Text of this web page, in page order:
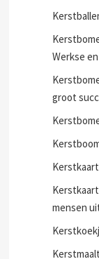
Werkse
groot
mensen